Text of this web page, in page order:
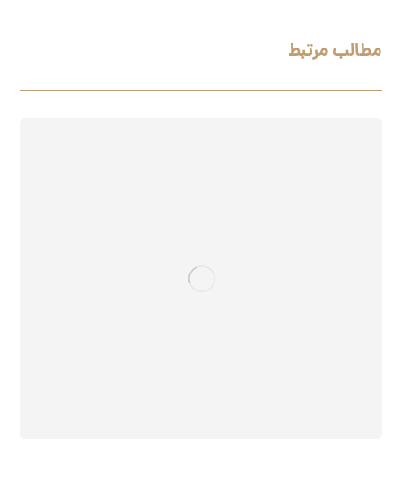
مطالب مرتبط